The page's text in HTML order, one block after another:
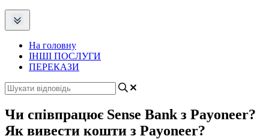
На головну
ІНШІ ПОСЛУГИ
ПЕРЕКАЗИ
Чи співпрацює Sense Bank з Payoneer?
Як вивести кошти з Payoneer?